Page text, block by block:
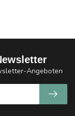
Angeboten